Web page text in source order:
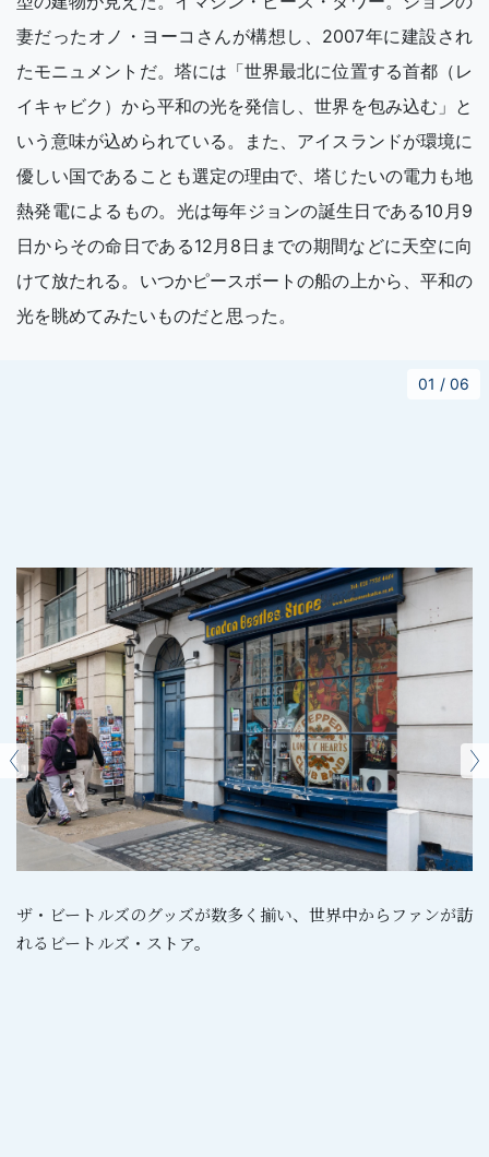
妻だったオノ・ヨーコさんが構想し、2007年に建設され
たモニュメントだ。塔には「世界最北に位置する首都（レ
イキャビク）から平和の光を発信し、世界を包み込む」と
いう意味が込められている。また、アイスランドが環境に
優しい国であることも選定の理由で、塔じたいの電力も地
熱発電によるもの。光は毎年ジョンの誕生日である10月9
日からその命日である12月8日までの期間などに天空に向
けて放たれる。いつかピースボートの船の上から、平和の
光を眺めてみたいものだと思った。
ザ・ビートルズのグッズが数多く揃い、世界中からファンが訪
れるビートルズ・ストア。
01 / 06